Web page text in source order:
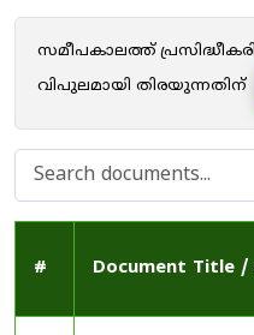
സമീപകാലത്ത്
വിപുലമായി തിരയുന്നതിന്
# Document Title /